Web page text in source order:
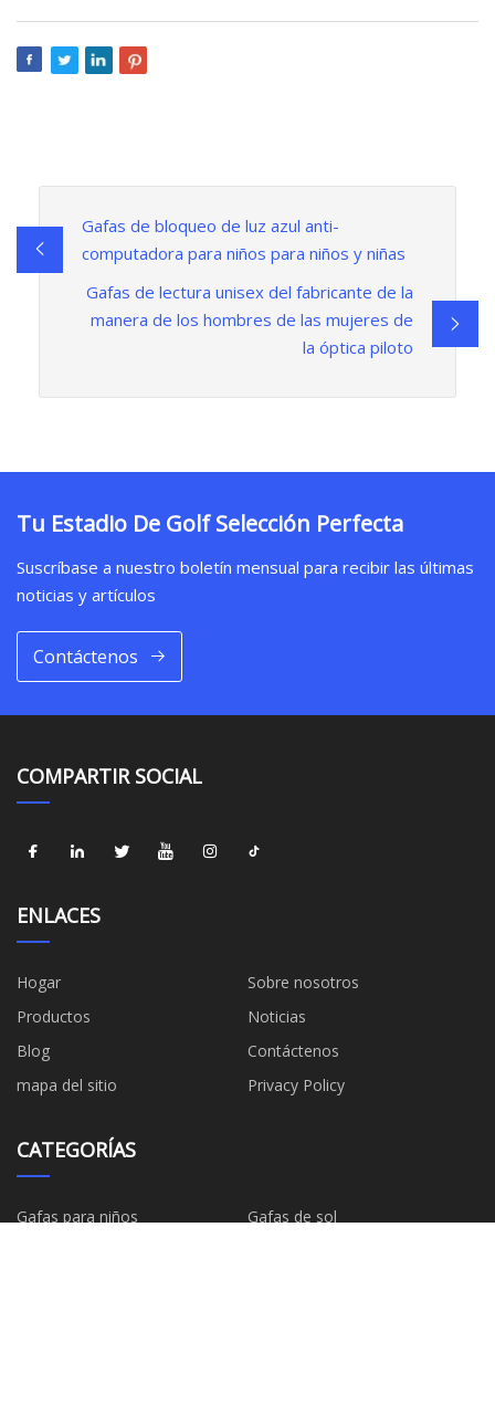
Gafas de bloqueo de luz azul anti-
computadora para niños para niños y niñas
Gafas de lectura unisex del fabricante de la
manera de los hombres de las mujeres de
la óptica piloto
Tu Estadio De Golf Selección Perfecta
Suscríbase a nuestro boletín mensual para recibir las últimas
noticias y artículos
Contáctenos
COMPARTIR SOCIAL
ENLACES
Hogar
Sobre nosotros
Productos
Noticias
Blog
Contáctenos
mapa del sitio
Privacy Policy
CATEGORÍAS
Gafas para niños
Gafas de sol